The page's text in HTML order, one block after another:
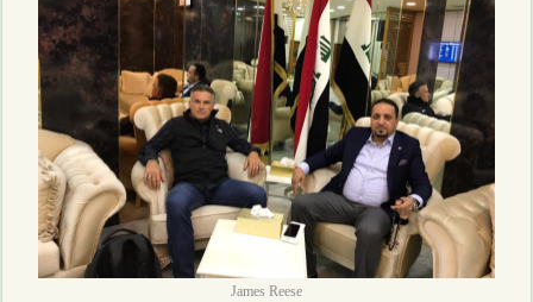
James Reese